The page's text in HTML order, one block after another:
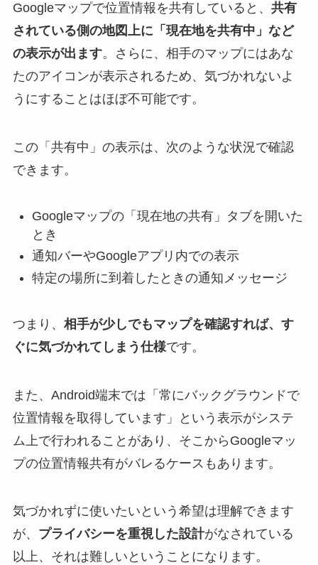
Googleマップで位置情報を共有していると、 共有
されている側の地図上に「現在地を共有中」など
の表示が出ます。さらに、相手のマップにはあな
たのアイコンが表示されるため、気づかれないよ
うにすることはほぼ不可能です。
この「共有中」の表示は、次のような状況で確認
できます。
Googleマップの「現在地の共有」タブを開いた
とき
通知バーやGoogleアプリ内での表示
特定の場所に到着したときの通知メッセージ
つまり、 相手が少しでもマップを確認すれば、す
ぐに気づかれてしまう仕様です。
また、Android端末では「常にバックグラウンドで
位置情報を取得しています」という表示がシステ
ム上で行われることがあり、そこからGoogleマッ
プの位置情報共有がバレるケースもあります。
気づかれずに使いたいという希望は理解できます
が、 プライバシーを重視した設計がなされている
以上、それは難しいということになります。